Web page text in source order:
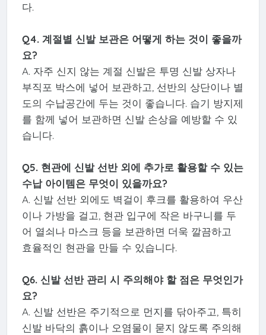
다.
Q4. 계절별 신발 보관은 어떻게 하는 것이 좋을까
요?
A. 자주 신지 않는 계절 신발은 투명 신발 상자나
부직포 박스에 넣어 보관하고, 선반의 상단이나 별
도의 수납공간에 두는 것이 좋습니다. 습기 방지제
를 함께 넣어 보관하면 신발 손상을 예방할 수 있
습니다.
Q5. 현관에 신발 선반 외에 추가로 활용할 수 있는
수납 아이템은 무엇이 있을까요?
A. 신발 선반 외에도 벽걸이 후크를 활용하여 우산
이나 가방을 걸고, 현관 입구에 작은 바구니를 두
어 열쇠나 마스크 등을 보관하면 더욱 깔끔하고
효율적인 현관을 만들 수 있습니다.
Q6. 신발 선반 관리 시 주의해야 할 점은 무엇인가
요?
A. 신발 선반은 주기적으로 먼지를 닦아주고, 특히
신발 바닥의 흙이나 오염물이 묻지 않도록 주의해